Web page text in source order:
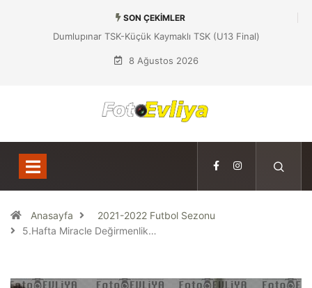
SON ÇEKIMLER
Dumlupınar TSK-Küçük Kaymaklı TSK (U13 Final)
8 Ağustos 2026
Anasayfa
2021-2022 Futbol Sezonu
5.Hafta Miracle Değirmenlik…